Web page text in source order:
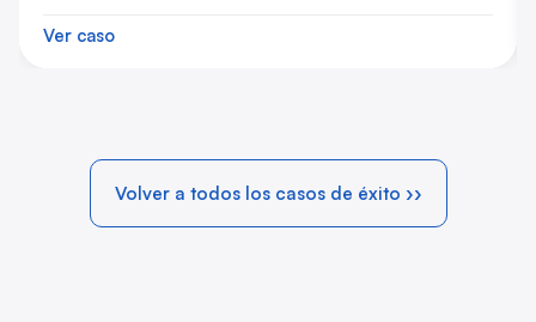
Ver caso
Volver a todos los casos de éxito ››